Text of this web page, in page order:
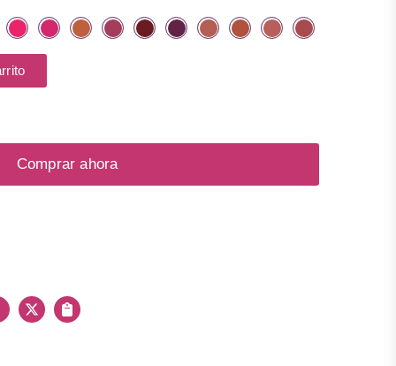
Comprar ahora
X Copiar